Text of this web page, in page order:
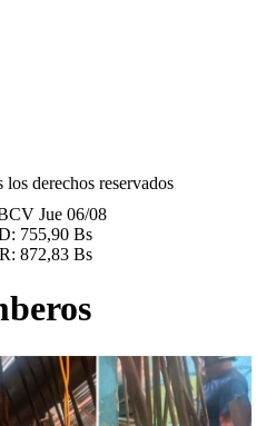
derechos reservados
Jue 06/08
755,90 Bs
872,83 Bs